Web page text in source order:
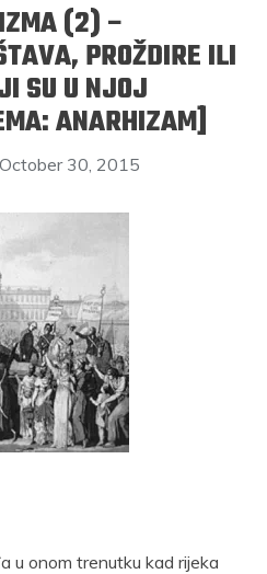
(2) –
PROŽDIRE ILI
SU U NJOJ
ANARHIZAM]
October 30, 2015
u onom trenutku kad rijeka